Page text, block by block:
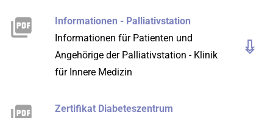
Informationen - Palliativstation
Informationen für Patienten und
Angehörige der Palliativstation - Klinik
für Innere Medizin
Zertifikat Diabeteszentrum